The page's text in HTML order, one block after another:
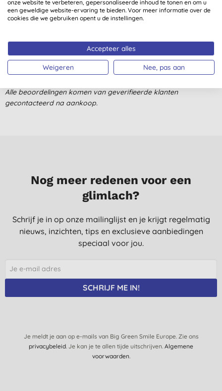
A. C., Den Haag
4-11-2023
Prettige zeezout
E. B., Rotterdam
Alle beoordelingen komen van geverifieerde klanten
gecontacteerd na aankoop.
Nog meer redenen voor een
glimlach?
Schrijf je in op onze mailinglijst en je krijgt regelmatig
nieuws, inzichten, tips en exclusieve aanbiedingen
speciaal voor jou.
SCHRIJF ME IN!
Je meldt je aan op e-mails van Big Green Smile Europe. Zie ons
privacybeleid. Je kan je te allen tijde uitschrijven. Algemene
voorwaarden.
onze website te verbeteren, gepersonaliseerde inhoud te tonen en om u
een geweldige website-ervaring te bieden. Voor meer informatie over de
cookies die we gebruiken opent u de instellingen.
Accepteer alles
Weigeren Nee, pas aan